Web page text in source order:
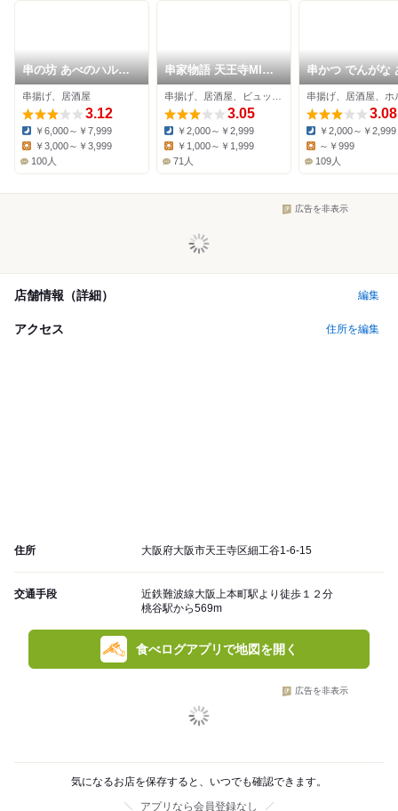
串の坊 あべのハルカ
スダイニング店
串揚げ、居酒屋
3.12
Dinner:
￥6,000～￥7,999
￥3,000～￥3,999
100人
串家物語 天王寺MIO
店
3.05
Dinner:
￥2,000～￥2,999
Lunch:
￥1,000～￥1,999
71人
串かつ でんがな
のルシアス店
串揚げ、居酒屋、ホ
3.08
Dinner:
￥2,000～￥2,999
～￥999
109人
広告を非表示
店舗情報（詳細） 編集
アクセス 住所を編集
住所 大阪府大阪市天王寺区細工谷1-6-15
交通手段
近鉄難波線大阪上本町駅より徒歩１２分
桃谷駅から569m
食べログアプリで地図を開く
広告を非表示
気になるお店を保存すると、いつでも確認できます。
アプリなら会員登録なし